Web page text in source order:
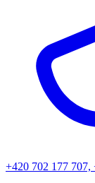
+420 702 177 707,